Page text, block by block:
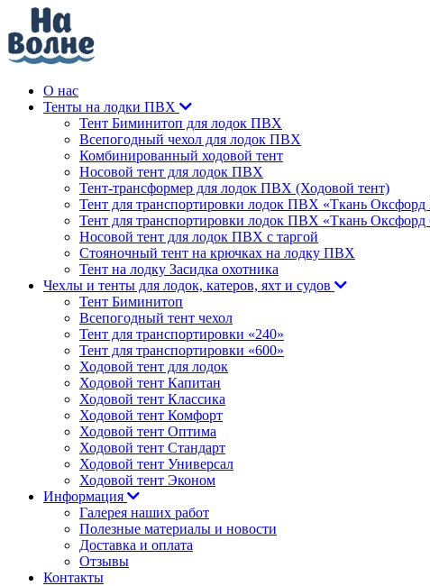
О нас
Тенты на лодки ПВХ
Тент Биминитоп для лодок ПВХ
Всепогодный чехол для лодок ПВХ
Комбинированный ходовой тент
Носовой тент для лодок ПВХ
Тент-трансформер для лодок ПВХ (Ходовой тент)
Тент для транспортировки лодок ПВХ «Ткань Оксфорд
Тент для транспортировки лодок ПВХ «Ткань Оксфорд
Носовой тент для лодок ПВХ с таргой
Стояночный тент на крючках на лодку ПВХ
Тент на лодку Засидка охотника
Чехлы и тенты для лодок, катеров, яхт и судов
Тент Биминитоп
Всепогодный тент чехол
Тент для транспортировки «240»
Тент для транспортировки «600»
Ходовой тент для лодок
Ходовой тент Капитан
Ходовой тент Классика
Ходовой тент Комфорт
Ходовой тент Оптима
Ходовой тент Стандарт
Ходовой тент Универсал
Ходовой тент Эконом
Информация
Галерея наших работ
Полезные материалы и новости
Доставка и оплата
Отзывы
Контакты